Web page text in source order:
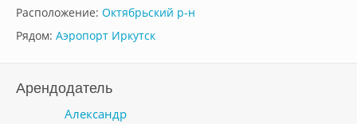
Расположение: Октябрьский р-н
Рядом: Аэропорт Иркутск
Арендодатель
Александр